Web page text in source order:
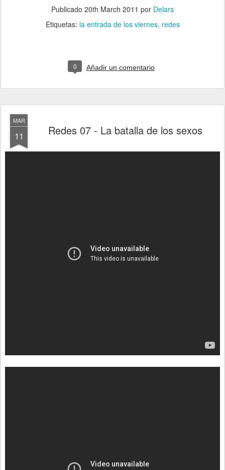
Publicado 20th March 2011 por Delars
Etiquetas: la entrada de los viernes redes
0 Añadir un comentario
MAR
11 Redes 07 - La batalla de los sexos